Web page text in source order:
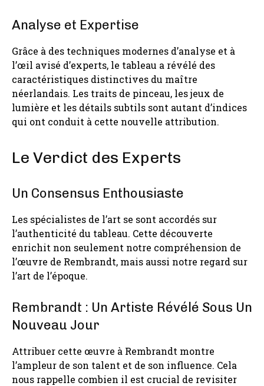
Analyse et Expertise
Grâce à des techniques modernes d’analyse et à
l’œil avisé d’experts, le tableau a révélé des
caractéristiques distinctives du maître
néerlandais. Les traits de pinceau, les jeux de
lumière et les détails subtils sont autant d’indices
qui ont conduit à cette nouvelle attribution.
Le Verdict des Experts
Un Consensus Enthousiaste
Les spécialistes de l’art se sont accordés sur
l’authenticité du tableau. Cette découverte
enrichit non seulement notre compréhension de
l’œuvre de Rembrandt, mais aussi notre regard sur
l’art de l’époque.
Rembrandt : Un Artiste Révélé Sous Un
Nouveau Jour
Attribuer cette œuvre à Rembrandt montre
l’ampleur de son talent et de son influence. Cela
nous rappelle combien il est crucial de revisiter